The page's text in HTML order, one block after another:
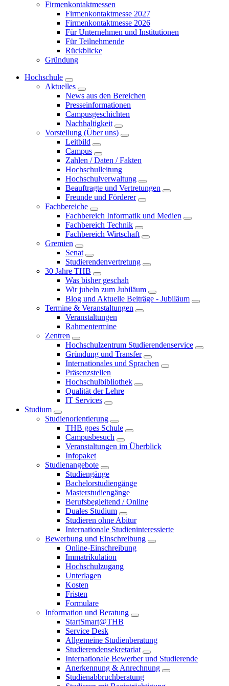
Firmenkontaktmessen
Firmenkontaktmesse 2027
Firmenkontaktmesse 2026
Für Unternehmen und Institutionen
Für Teilnehmende
Rückblicke
Gründung
Hochschule
Aktuelles
News aus den Bereichen
Presseinformationen
Campusgeschichten
Nachhaltigkeit
Vorstellung (Über uns)
Leitbild
Campus
Zahlen / Daten / Fakten
Hochschulleitung
Hochschulverwaltung
Beauftragte und Vertretungen
Freunde und Förderer
Fachbereiche
Fachbereich Informatik und Medien
Fachbereich Technik
Fachbereich Wirtschaft
Gremien
Senat
Studierendenvertretung
30 Jahre THB
Was bisher geschah
Wir jubeln zum Jubiläum
Blog und Aktuelle Beiträge - Jubiläum
Termine & Veranstaltungen
Veranstaltungen
Rahmentermine
Zentren
Hochschulzentrum Studierendenservice
Gründung und Transfer
Internationales und Sprachen
Präsenzstellen
Hochschulbibliothek
Qualität der Lehre
IT Services
Studium
Studienorientierung
THB goes Schule
Campusbesuch
Veranstaltungen im Überblick
Infopaket
Studienangebote
Studiengänge
Bachelorstudiengänge
Masterstudiengänge
Berufsbegleitend / Online
Duales Studium
Studieren ohne Abitur
Internationale Studieninteressierte
Bewerbung und Einschreibung
Online-Einschreibung
Immatrikulation
Hochschulzugang
Unterlagen
Kosten
Fristen
Formulare
Information und Beratung
StartSmart@THB
Service Desk
Allgemeine Studienberatung
Studierendensekretariat
Internationale Bewerber und Studierende
Anerkennung & Anrechnung
Studienabbruchberatung